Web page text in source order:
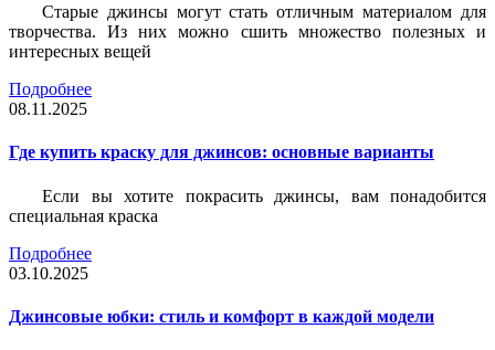
Старые джинсы могут стать отличным материалом для
творчества. Из них можно сшить множество полезных и
интересных вещей
Подробнее
08.11.2025
Где купить краску для джинсов: основные варианты
Если вы хотите покрасить джинсы, вам понадобится
специальная краска
Подробнее
03.10.2025
Джинсовые юбки: стиль и комфорт в каждой модели